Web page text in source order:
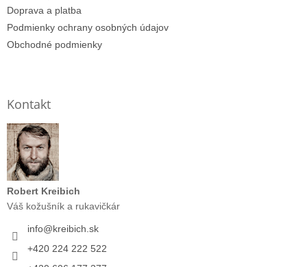
Doprava a platba
Podmienky ochrany osobných údajov
Obchodné podmienky
Kontakt
Robert Kreibich
Váš kožušník a rukavičkár
info@kreibich.sk
+420 224 222 522